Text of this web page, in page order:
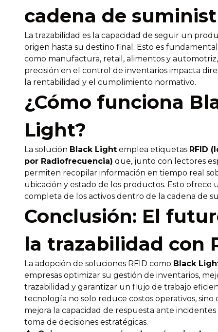
cadena de
La trazabilidad es la capacidad de seguir un
origen hasta su destino final. Esto es
como manufactura, retail, alimentos y
precisión en el control de inventarios impacta
la rentabilidad y el cumplimiento normativo.
¿Cómo funciona
Light?
La solución Black Light emplea etiquetas RFID
por Radiofrecuencia) que, junto con lectores
permiten recopilar información en tiempo real
ubicación y estado de los productos. Esto ofrece
completa de los activos dentro de la cadena de
Conclusión: El
la trazabilidad con
La adopción de soluciones RFID como Black
empresas optimizar su gestión de inventarios,
trazabilidad y garantizar un flujo de trabajo
tecnología no solo reduce costos operativos,
mejora la capacidad de respuesta ante incidentes
toma de decisiones estratégicas.